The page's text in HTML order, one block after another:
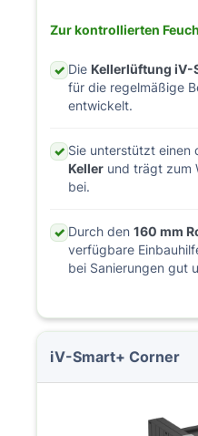
Zur kontrollierten
✓ Die Kellerlüftung iV-
für die regelmäßige
entwickelt.
✓ Sie unterstützt einen
Keller und trägt zum
bei.
✓ Durch den 160 mm
verfügbare
bei Sanierungen gut
iV-Smart+ Corner